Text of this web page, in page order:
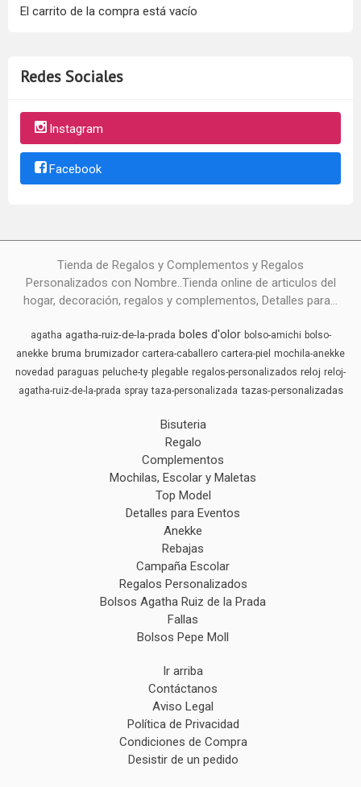
El carrito de la compra está vacío
Redes Sociales
Instagram
Facebook
Tienda de Regalos y Complementos y Regalos
Personalizados con Nombre..Tienda online de articulos del
hogar, decoración, regalos y complementos, Detalles para...
agatha agatha-ruiz-de-la-prada boles d'olor bolso-amichi bolso-
anekke bruma brumizador cartera-caballero cartera-piel mochila-anekke
novedad paraguas peluche-ty plegable regalos-personalizados reloj reloj-
agatha-ruiz-de-la-prada spray taza-personalizada tazas-personalizadas
Bisuteria
Regalo
Complementos
Mochilas, Escolar y Maletas
Top Model
Detalles para Eventos
Anekke
Rebajas
Campaña Escolar
Regalos Personalizados
Bolsos Agatha Ruiz de la Prada
Fallas
Bolsos Pepe Moll
Ir arriba
Contáctanos
Aviso Legal
Política de Privacidad
Condiciones de Compra
Desistir de un pedido